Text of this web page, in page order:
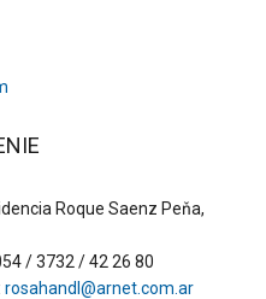
Roque Saenz Peňa,
/ 3732 / 42 26 80
rosahandl@arnet.com.ar